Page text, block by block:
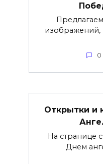
изображений,
0
Открытки и
На странице
Днем